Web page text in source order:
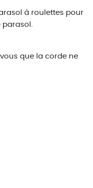
à roulettes pour
parasol.
que la corde ne